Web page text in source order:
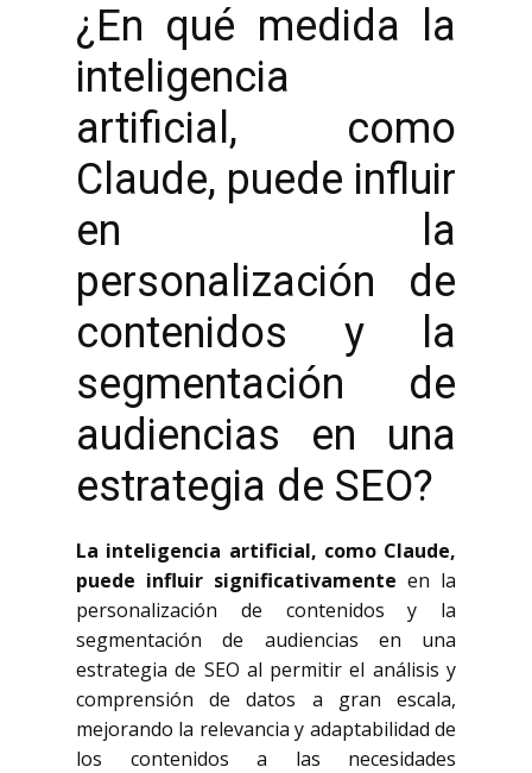
¿En qué medida la
inteligencia
artificial, como
Claude, puede influir
en la
personalización de
contenidos y la
segmentación de
audiencias en una
estrategia de SEO?
La inteligencia artificial, como Claude,
puede influir significativamente en la
personalización de contenidos y la
segmentación de audiencias en una
estrategia de SEO al permitir el análisis y
comprensión de datos a gran escala,
mejorando la relevancia y adaptabilidad de
los contenidos a las necesidades